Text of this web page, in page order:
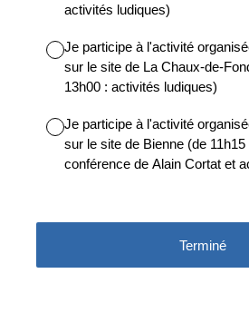
activités ludiques)
Je participe à l'activité
sur le site de La Chaux-de-
13h00 : activités ludiques)
Je participe à l'activité
sur le site de Bienne (de 11h15
conférence de Alain Cortat et
Terminé